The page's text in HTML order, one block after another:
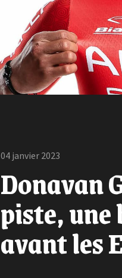
04 janvier 2023
Donavan
piste,
avant les